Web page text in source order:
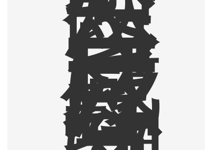
コ
ー
ヒ
ー
に
感
銘
を